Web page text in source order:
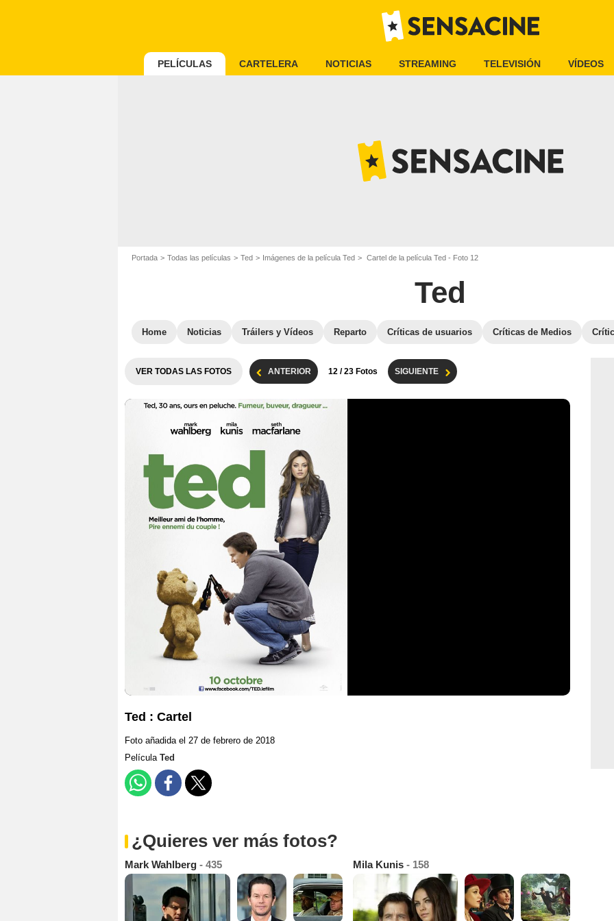
PELÍCULAS CARTELERA NOTICIAS STREAMING TELEVISIÓN VÍDEOS
Portada Todas las películas Ted Imágenes de la película Ted Cartel de la película Ted - Foto 12
Ted
Home Noticias Tráilers y Vídeos Reparto Críticas de usuarios Críticas de Medios
VER TODAS LAS FOTOS ANTERIOR 12 / 23 Fotos SIGUIENTE
Ted : Cartel
Foto añadida el 27 de febrero de 2018
Película Ted
¿Quieres ver más fotos?
Mark Wahlberg - 435 Mila Kunis - 158